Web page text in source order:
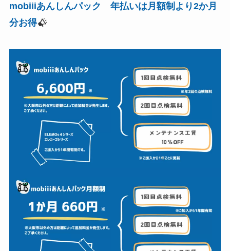
mobiiiあんしんパック 年払いは月額制より2か月
分お得